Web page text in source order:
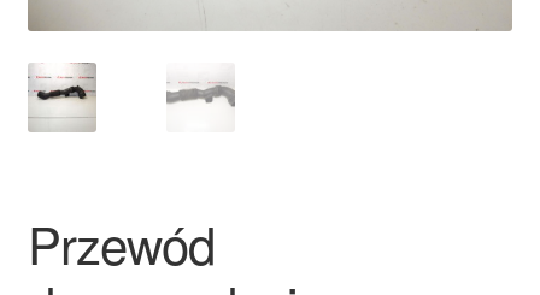
Procedura reklamacyjna
Skarga
Zasady i warunki
Przewód